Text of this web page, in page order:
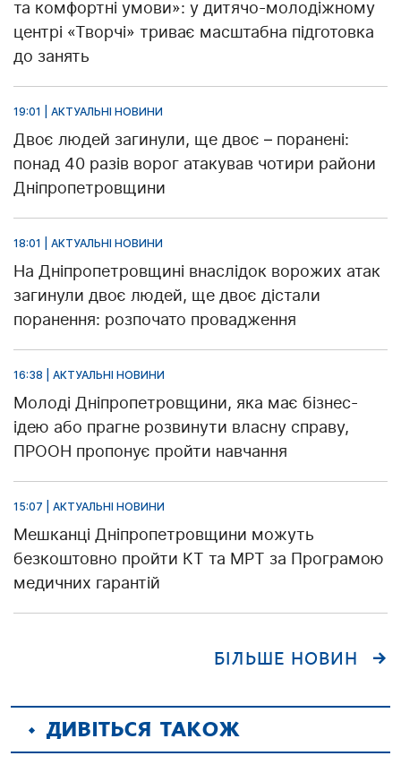
та комфортні умови»: у дитячо-молодіжному
центрі «Творчі» триває масштабна підготовка
до занять
19:01 | АКТУАЛЬНІ НОВИНИ
Двоє людей загинули, ще двоє – поранені:
понад 40 разів ворог атакував чотири райони
Дніпропетровщини
18:01 | АКТУАЛЬНІ НОВИНИ
На Дніпропетровщині внаслідок ворожих атак
загинули двоє людей, ще двоє дістали
поранення: розпочато провадження
16:38 | АКТУАЛЬНІ НОВИНИ
Молоді Дніпропетровщини, яка має бізнес-
ідею або прагне розвинути власну справу,
ПРООН пропонує пройти навчання
15:07 | АКТУАЛЬНІ НОВИНИ
Мешканці Дніпропетровщини можуть
безкоштовно пройти КТ та МРТ за Програмою
медичних гарантій
БІЛЬШЕ НОВИН
ДИВІТЬСЯ ТАКОЖ